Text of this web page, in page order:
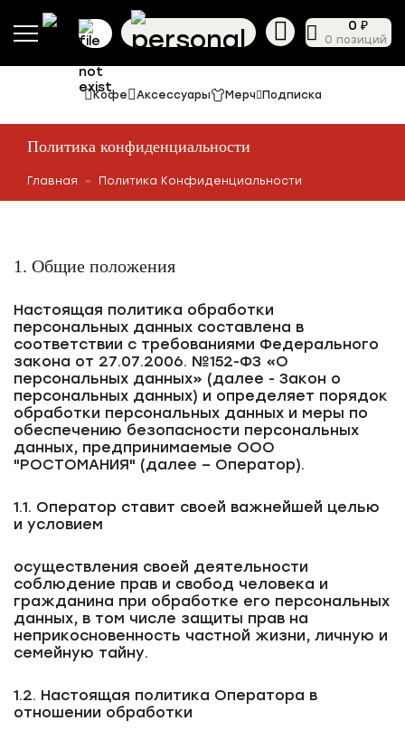
0 ₽
0 позиций
Кофе Аксессуары Мерч Подписка
Политика конфиденциальности
Главная Политика Конфиденциальности
1. Общие положения
Настоящая политика обработки
персональных данных составлена в
соответствии с требованиями Федерального
закона от 27.07.2006. №152-ФЗ «О
персональных данных» (далее - Закон о
персональных данных) и определяет порядок
обработки персональных данных и меры по
обеспечению безопасности персональных
данных, предпринимаемые ООО
"РОСТОМАНИЯ" (далее – Оператор).
1.1. Оператор ставит своей важнейшей целью
и условием
осуществления своей деятельности
соблюдение прав и свобод человека и
гражданина при обработке его персональных
данных, в том числе защиты прав на
неприкосновенность частной жизни, личную и
семейную тайну.
1.2. Настоящая политика Оператора в
отношении обработки